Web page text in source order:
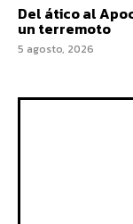
Del ático al
un terremoto
5 agosto, 2026